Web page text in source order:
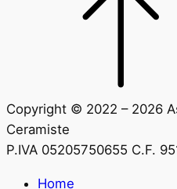
Copyright © 2022 – 2026
Ceramiste
P.IVA 05205750655 C.F.
Home